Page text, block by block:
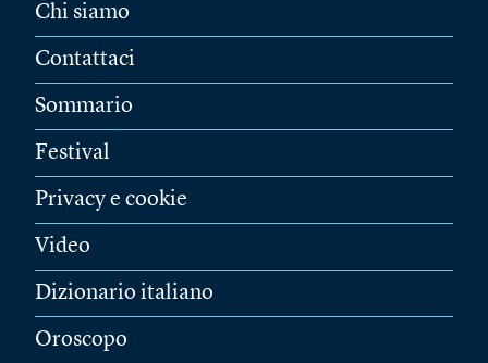
Chi siamo
Contattaci
Sommario
Festival
Privacy e cookie
Video
Dizionario italiano
Oroscopo